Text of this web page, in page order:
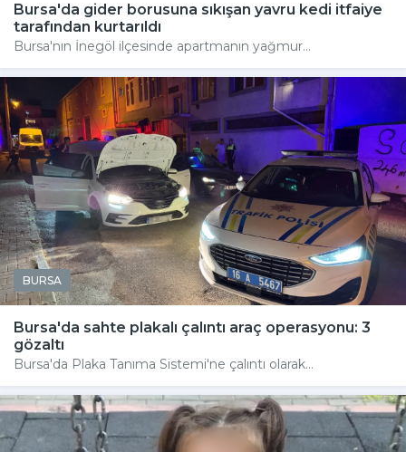
Bursa'da gider borusuna sıkışan yavru kedi itfaiye
tarafından kurtarıldı
Bursa'nın İnegöl ilçesinde apartmanın yağmur...
BURSA
Bursa'da sahte plakalı çalıntı araç operasyonu: 3
gözaltı
Bursa'da Plaka Tanıma Sistemi'ne çalıntı olarak...